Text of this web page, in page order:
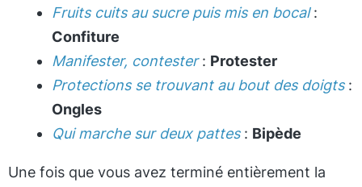
Fruits cuits au sucre puis mis en bocal:
Confiture
Manifester, contester: Protester
Protections se trouvant au bout des doigts:
Ongles
Qui marche sur deux pattes: Bipède
Une fois que vous avez terminé entièrement la